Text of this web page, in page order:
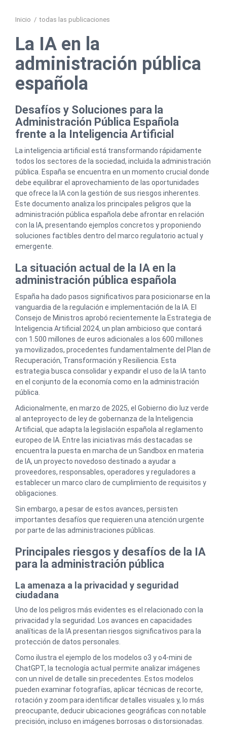
Inicio / todas las publicaciones
La IA en la
administración pública
española
Desafíos y Soluciones para la
Administración Pública Española
frente a la Inteligencia Artificial
La inteligencia artificial está transformando rápidamente
todos los sectores de la sociedad, incluida la administración
pública. España se encuentra en un momento crucial donde
debe equilibrar el aprovechamiento de las oportunidades
que ofrece la IA con la gestión de sus riesgos inherentes.
Este documento analiza los principales peligros que la
administración pública española debe afrontar en relación
con la IA, presentando ejemplos concretos y proponiendo
soluciones factibles dentro del marco regulatorio actual y
emergente.
La situación actual de la IA en la
administración pública española
España ha dado pasos significativos para posicionarse en la
vanguardia de la regulación e implementación de la IA. El
Consejo de Ministros aprobó recientemente la Estrategia de
Inteligencia Artificial 2024, un plan ambicioso que contará
con 1.500 millones de euros adicionales a los 600 millones
ya movilizados, procedentes fundamentalmente del Plan de
Recuperación, Transformación y Resiliencia. Esta
estrategia busca consolidar y expandir el uso de la IA tanto
en el conjunto de la economía como en la administración
pública.
Adicionalmente, en marzo de 2025, el Gobierno dio luz verde
al anteproyecto de ley de gobernanza de la Inteligencia
Artificial, que adapta la legislación española al reglamento
europeo de IA. Entre las iniciativas más destacadas se
encuentra la puesta en marcha de un Sandbox en materia
de IA, un proyecto novedoso destinado a ayudar a
proveedores, responsables, operadores y reguladores a
establecer un marco claro de cumplimiento de requisitos y
obligaciones.
Sin embargo, a pesar de estos avances, persisten
importantes desafíos que requieren una atención urgente
por parte de las administraciones públicas.
Principales riesgos y desafíos de la IA
para la administración pública
La amenaza a la privacidad y seguridad
ciudadana
Uno de los peligros más evidentes es el relacionado con la
privacidad y la seguridad. Los avances en capacidades
analíticas de la IA presentan riesgos significativos para la
protección de datos personales.
Como ilustra el ejemplo de los modelos o3 y o4-mini de
ChatGPT, la tecnología actual permite analizar imágenes
con un nivel de detalle sin precedentes. Estos modelos
pueden examinar fotografías, aplicar técnicas de recorte,
rotación y zoom para identificar detalles visuales y, lo más
preocupante, deducir ubicaciones geográficas con notable
precisión, incluso en imágenes borrosas o distorsionadas.